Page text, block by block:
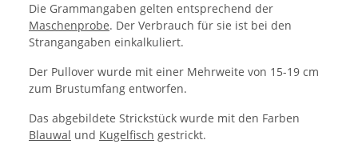
Die Grammangaben gelten entsprechend der
Maschenprobe. Der Verbrauch für sie ist bei den
Strangangaben einkalkuliert.
Der Pullover wurde mit einer Mehrweite von 15-19 cm
zum Brustumfang entworfen.
Das abgebildete Strickstück wurde mit den Farben
Blauwal und Kugelfisch gestrickt.